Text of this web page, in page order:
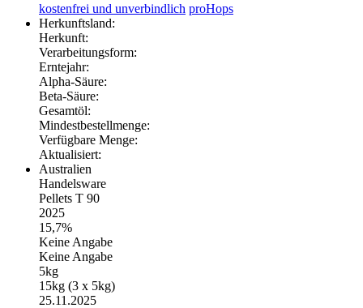
kostenfrei und unverbindlich proHops
Herkunftsland:
Herkunft:
Verarbeitungsform:
Erntejahr:
Alpha-Säure:
Beta-Säure:
Gesamtöl:
Mindestbestellmenge:
Verfügbare Menge:
Aktualisiert:
Australien
Handelsware
Pellets T 90
2025
15,7%
Keine Angabe
Keine Angabe
5kg
15kg (3 x 5kg)
25.11.2025